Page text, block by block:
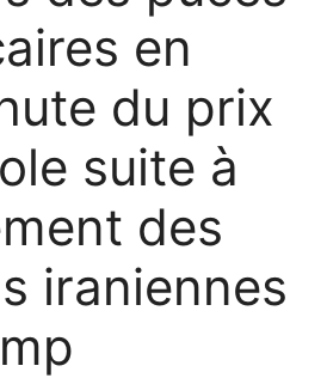
en
du prix
suite à
des
iraniennes